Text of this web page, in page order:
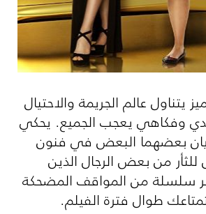
يتناول عالم الجريمة والاحتيال
وفكاهي يعجب الجميع. يحكي
بعضهما البعض في فنون
للثأر من بعض الرجال الذين
سلسلة من المواقف المضحكة
طوال فترة الفيلم.